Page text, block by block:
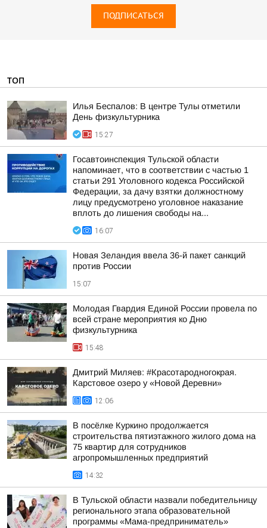
ПОДПИСАТЬСЯ
ТОП
Илья Беспалов: В центре Тулы отметили
День физкультурника
15:27
Госавтоинспекция Тульской области
напоминает, что в соответствии с частью 1
статьи 291 Уголовного кодекса Российской
Федерации, за дачу взятки должностному
лицу предусмотрено уголовное наказание
вплоть до лишения свободы на...
16:07
Новая Зеландия ввела 36-й пакет санкций
против России
15:07
Молодая Гвардия Единой России провела по
всей стране мероприятия ко Дню
физкультурника
15:48
Дмитрий Миляев: #Красотародногокрая.
Карстовое озеро у «Новой Деревни»
12:06
В посёлке Куркино продолжается
строительства пятиэтажного жилого дома на
75 квартир для сотрудников
агропромышленных предприятий
14:32
В Тульской области назвали победительницу
регионального этапа образовательной
программы «Мама-предприниматель»